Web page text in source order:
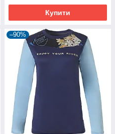
Купити
–90%